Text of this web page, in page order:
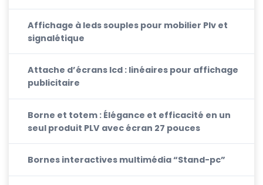
Affichage à leds souples pour mobilier Plv et
signalétique
Attache d’écrans lcd : linéaires pour affichage
publicitaire
Borne et totem : Élégance et efficacité en un
seul produit PLV avec écran 27 pouces
Bornes interactives multimédia “Stand-pc”